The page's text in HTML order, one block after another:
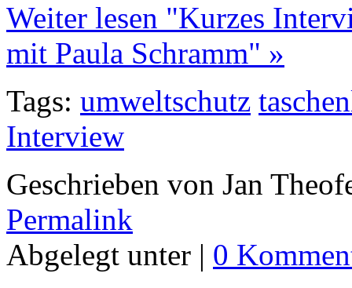
Weiter lesen "Kurzes
mit Paula Schramm" »
Tags: umweltschutz
Interview
Geschrieben von Jan
Permalink
Abgelegt unter | 0